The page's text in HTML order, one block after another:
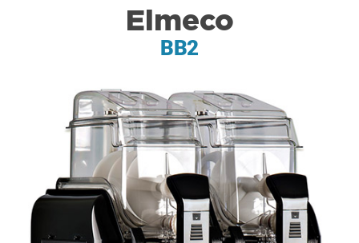
Elmeco
BB2